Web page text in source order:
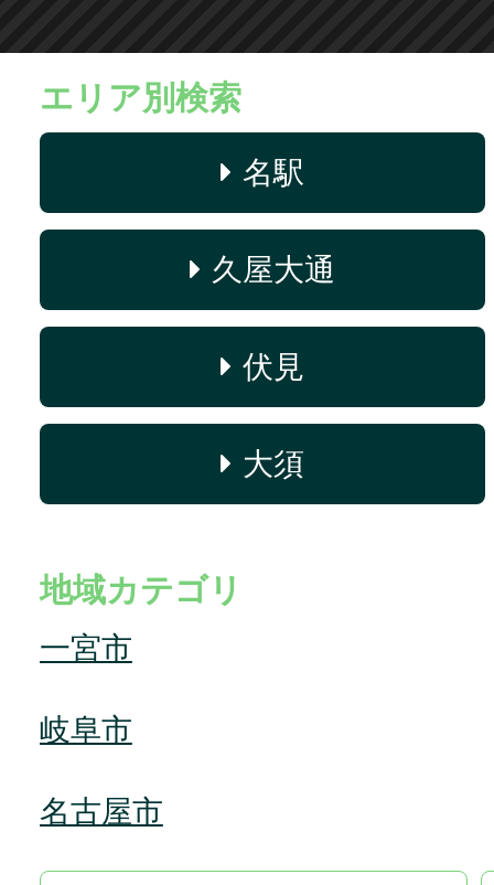
エリア別検索
名駅
久屋大通
伏見
大須
地域カテゴリ
一宮市
岐阜市
名古屋市